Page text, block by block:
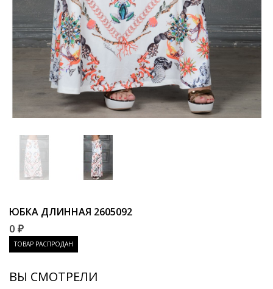
ЮБКА ДЛИННАЯ 2605092
0 ₽
ТОВАР РАСПРОДАН
ВЫ СМОТРЕЛИ